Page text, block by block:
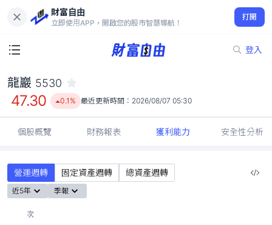
財富自由
立即使用APP，開啟您的股市智慧導航！
打開
登入
47.30
0.1%
龍巖 5530
47.30 0.1% 最近更新時間： 2026/08/07 05:30
個股概覽 財務報表 獲利能力 安全性分析
營運週轉 固定資產週轉 總資產週轉
近5年 季報